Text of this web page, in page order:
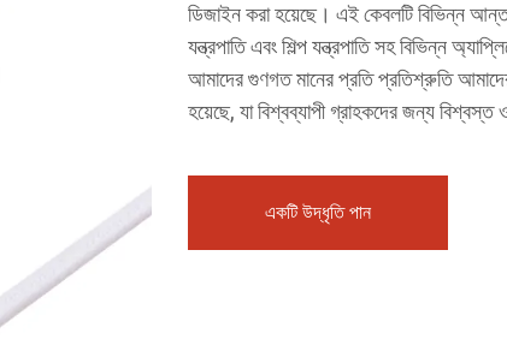
ডিজাইন করা হয়েছে। এই কেবলটি বিভিন্ন
যন্ত্রপাতি এবং শিল্প যন্ত্রপাতি সহ বিভিন্ন
আমাদের গুণগত মানের প্রতি প্রতিশ্রুতি
হয়েছে, যা বিশ্বব্যাপী গ্রাহকদের জন্য
একটি উদ্ধৃতি পান